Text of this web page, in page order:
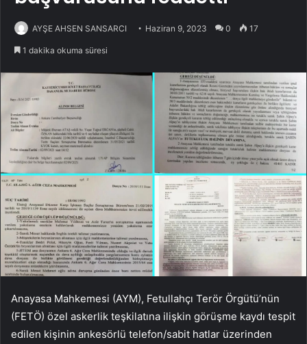
AYŞE AHSEN SANSARCI Haziran 9, 2023 0 17
1 dakika okuma süresi
Anayasa Mahkemesi (AYM), Fetullahçı Terör Örgütü’nün
(FETÖ) özel askerlik teşkilatına ilişkin görüşme kaydı tespit
edilen kişinin ankesörlü telefon/sabit hatlar üzerinden